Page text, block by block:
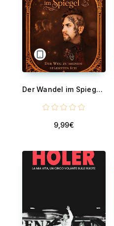
Der Wandel im Spiegel - Der Weg zu meinem stärksten Ich
9,99€